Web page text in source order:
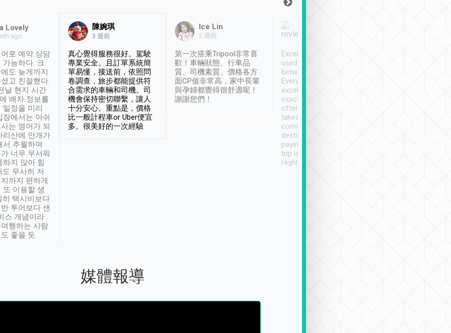
Lovely
ago
로 예약 상담
가능하다. 크
도 늦게까지
고 친절했다.
날 현지 시간
배차 정보를
정을 미리
에서는 아쉬
는 영어가 되
리산에 안개가
서 추월하며
너무 무서워
하지 않아 힘
무사히 저
까지 편하게
또 이용할 생
히 택시비보다
투어보다 샌
스 개념이라
행하는 사람
좋을 듯.
陳婉琪
3 週前
真心覺得服務很好。駕駛
專業安全。且訂單系統簡
單易懂，接送前，依照問
卷調查，旅步都能提供符
合需求的車輛和司機。司
機會保持密切聯繫，讓人
十分安心。重點是，價格
比一般計程車or Uber便宜
多。很美好的一次經驗
Ice Lin
2 週前
第一次搭乘Tripool非常喜
歡！車輛狀態、行車品
質、司機素質、價格各方
面CP值非常高，家中長輩
與孕婦都覺得很舒適呢！
謝謝您們！
Excellent service. We have
used Tripool to travel
between cities in Taiwan.
Every driver has been
excellent and arrives
exactly on time. As there is
often limited English it
takes the difficulty out of
communicating the
destination details and
paying online prior to the
trip is very convenient.
Highly recommended
媒體報導